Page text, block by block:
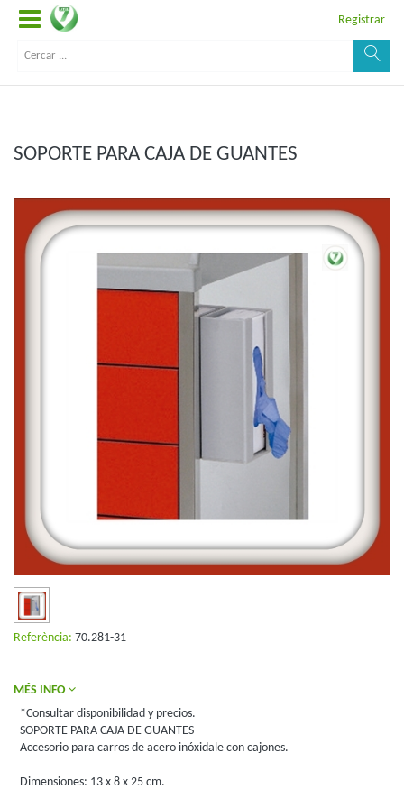
Registrar
SOPORTE PARA CAJA DE GUANTES
Referència: 70.281-31
MÉS INFO
*Consultar disponibilidad y precios.
SOPORTE PARA CAJA DE GUANTES
Accesorio para carros de acero inóxidale con cajones.
Dimensiones: 13 x 8 x 25 cm.